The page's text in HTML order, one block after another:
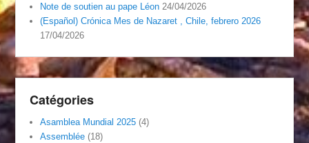
Note de soutien au pape Léon 24/04/2026
(Español) Crónica Mes de Nazaret , Chile, febrero 2026
17/04/2026
Catégories
Asamblea Mundial 2025 (4)
Assemblée (18)